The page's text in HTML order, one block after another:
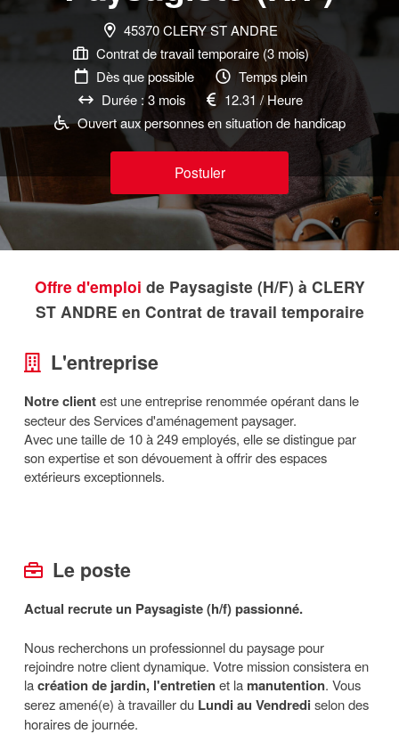
45370 CLERY ST ANDRE
Contrat de travail temporaire (3 mois)
Dès que possible
Temps plein
Durée : 3 mois
12.31 / Heure
Ouvert aux personnes en situation de handicap
Postuler
Offre d'emploi de Paysagiste (H/F) à CLERY
ST ANDRE en Contrat de travail temporaire
L'entreprise
Notre clientest une entreprise renommée opérant dans le
secteur des Services d'aménagement paysager.
Avec une taille de 10 à 249 employés, elle se distingue par
son expertise et son dévouement à offrir des espaces
extérieurs exceptionnels.
Le poste
Actual recrute un Paysagiste (h/f) passionné.
Nous recherchons un professionnel du paysage pour
rejoindre notre client dynamique. Votre mission consistera en
lacréation de jardin, l'entretienet la manutention. Vous
serez amené(e) à travailler du Lundi au Vendredi selon des
horaires de journée.